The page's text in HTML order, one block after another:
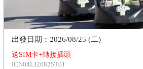
送SIM卡+轉接插頭
ICN04LJ26825T01
2026/08/25 (二)